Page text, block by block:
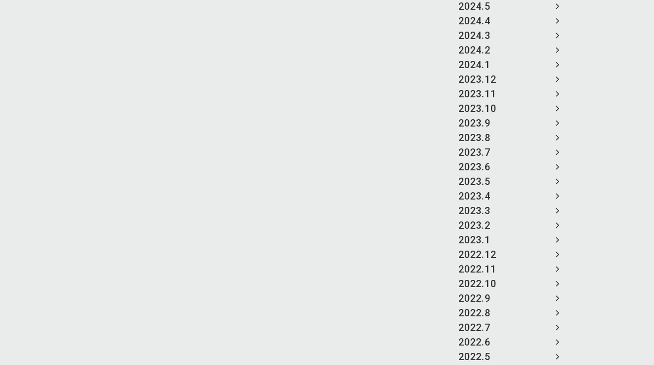
2024.5
2024.4
2024.3
2024.2
2024.1
2023.12
2023.11
2023.10
2023.9
2023.8
2023.7
2023.6
2023.5
2023.4
2023.3
2023.2
2023.1
2022.12
2022.11
2022.10
2022.9
2022.8
2022.7
2022.6
2022.5